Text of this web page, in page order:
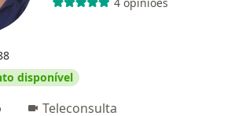
disponível
Teleconsulta